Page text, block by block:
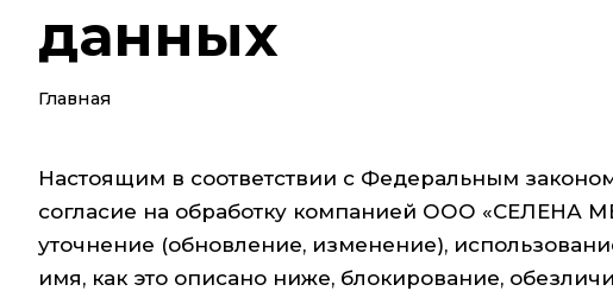
данных
Главная
Настоящим в соответствии с Федеральным
согласие на обработку компанией ООО «СЕЛЕНА
уточнение (обновление, изменение),
имя, как это описано ниже, блокирование,